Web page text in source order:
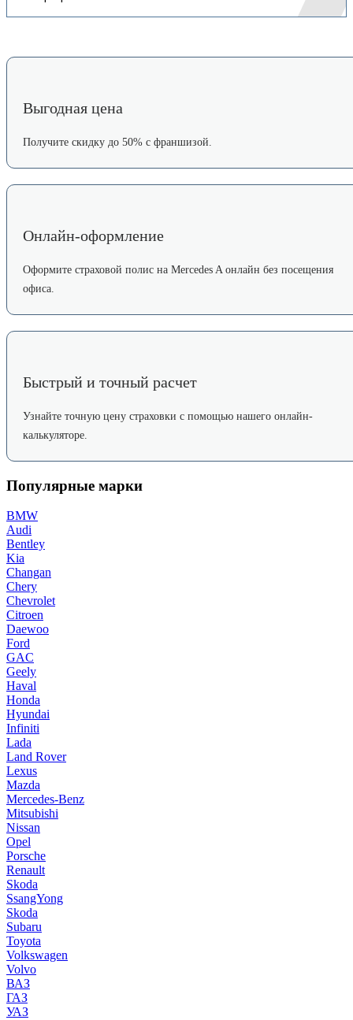
Выгодная цена
Получите скидку до 50% с франшизой.
Онлайн-оформление
Оформите страховой полис на Mercedes A онлайн без посещения
офиса.
Быстрый и точный расчет
Узнайте точную цену страховки с помощью нашего онлайн-
калькуляторе.
Популярные марки
BMW
Audi
Bentley
Kia
Changan
Chery
Chevrolet
Citroen
Daewoo
Ford
GAC
Geely
Haval
Honda
Hyundai
Infiniti
Lada
Land Rover
Lexus
Mazda
Mercedes-Benz
Mitsubishi
Nissan
Opel
Porsche
Renault
Skoda
SsangYong
Skoda
Subaru
Toyota
Volkswagen
Volvo
ВАЗ
ГАЗ
УАЗ